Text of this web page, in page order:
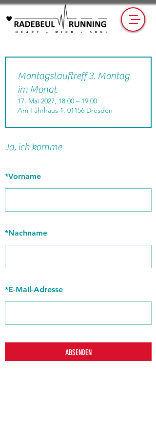
Ja, ich komme
*Vorname
*Nachname
*E-Mail-Adresse
ABSENDEN
Montagslauftreff 3. Montag
im Monat
17. Mai 2027, 18:00 – 19:00
Am Fährhaus 1, 01156 Dresden